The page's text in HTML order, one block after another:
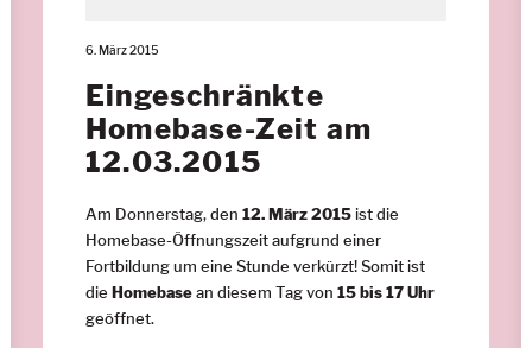
6. März 2015
Eingeschränkte
Homebase-Zeit am
12.03.2015
Am Donnerstag, den 12. März 2015 ist die
Homebase-Öffnungszeit aufgrund einer
Fortbildung um eine Stunde verkürzt! Somit ist
die Homebasean diesem Tag von 15 bis 17 Uhr
geöffnet.